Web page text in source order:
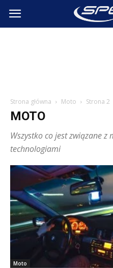
SpeedTest.pl
Strona główna Moto Strona 2
MOTO
Wszystko co jest związane
technologiami
Moto